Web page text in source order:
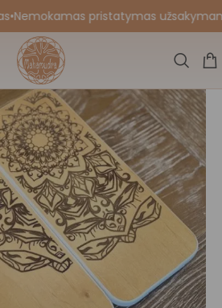
•Nemokamas pristatymas